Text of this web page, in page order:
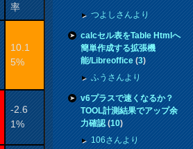
率
10.1
5%
-2.6
1%
つよしさんより
calcセル表をTable Htmlへ
簡単作成する拡張機
能/Libreoffice(3)
ふうさんより
v6プラスで速くなるか？
TOOL計測結果でアップ余
力確認(10)
106さんより